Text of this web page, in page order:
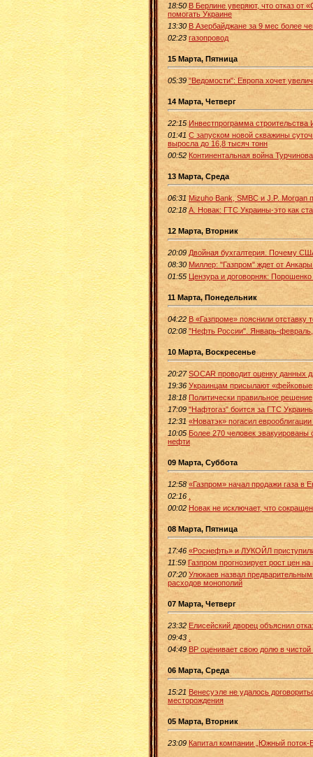
18:50 В Берлине уверяют, что отказ от
помогать Украине
13:30 В Азербайджане за 9 мес более
02:23 газопровод
15 Марта, Пятница
05:39 "Ведомости": Европа хочет
14 Марта, Четверг
22:15 Инвестпрограмма строительства
01:41 С запуском новой скважины
выросла до 16,8 тысяч тонн
00:52 Континентальная война Турчинова
13 Марта, Среда
06:31 Mizuho Bank, SMBC и J.P. Morgan
02:18 А. Новак: ГТС Украины-это как
12 Марта, Вторник
20:09 Двойная бухгалтерия. Почему
08:30 Миллер: "Газпром" ждет от
01:55 Цензура и договорняк:
11 Марта, Понедельник
04:22 В «Газпроме» пояснили отставку
02:08 "Нефть России". Январь-
10 Марта, Воскресенье
20:27 SOCAR проводит оценку данных
19:36 Украинцам присылают
18:18 Политически правильное решение
17:09 "Нафтогаз" боится за ГТС
12:31 «Новатэк» погасил
10:05 Более 270 человек
нефти
09 Марта, Суббота
12:58 «Газпром» начал продажи газа в
02:16
00:02 Новак не исключает, что
08 Марта, Пятница
17:46 «Роснефть» и ЛУКОЙЛ
11:59 Газпром прогнозирует рост цен
07:20 Улюкаев назвал
расходов монополий
07 Марта, Четверг
23:32 Елисейский дворец объяснил
09:43
04:49 ВР оценивает свою долю в
06 Марта, Среда
15:21 Венесуэле не удалось
месторождения
05 Марта, Вторник
23:09 Капитал компании „Южный поток-